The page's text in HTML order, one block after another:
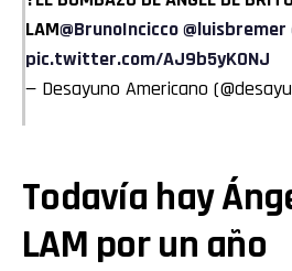
LAM@BrunoIncicco@luisbremer
pic.twitter.com/AJ9b5yKONJ
— Desayuno Americano
Todavía hay
LAM por un año